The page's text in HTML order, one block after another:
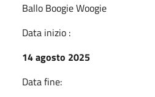
Ballo Boogie Woogie
Data inizio :
14 agosto 2025
Data fine: